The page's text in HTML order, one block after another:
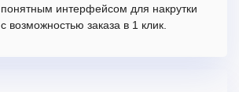
понятным интерфейсом для накрутки
с возможностью заказа в 1 клик.